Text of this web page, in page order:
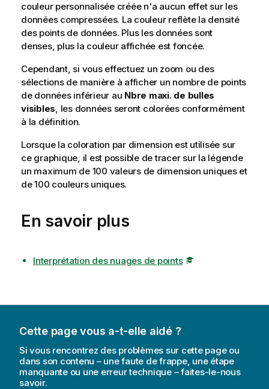
couleur personnalisée créée n'a aucun effet sur les
données compressées. La couleur reflète la densité
des points de données. Plus les données sont
denses, plus la couleur affichée est foncée.
Cependant, si vous effectuez un zoom ou des
sélections de manière à afficher un nombre de points
de données inférieur au Nbre maxi. de bulles
visibles, les données seront colorées conformément
à la définition.
Lorsque la coloration par dimension est utilisée sur
ce graphique, il est possible de tracer sur la légende
un maximum de 100 valeurs de dimension uniques et
de 100 couleurs uniques.
En savoir plus
Interprétation des nuages de points
Cette page vous a-t-elle aidé ?
Si vous rencontrez des problèmes sur cette page ou
dans son contenu – une faute de frappe, une étape
manquante ou une erreur technique – faites-le-nous
savoir.